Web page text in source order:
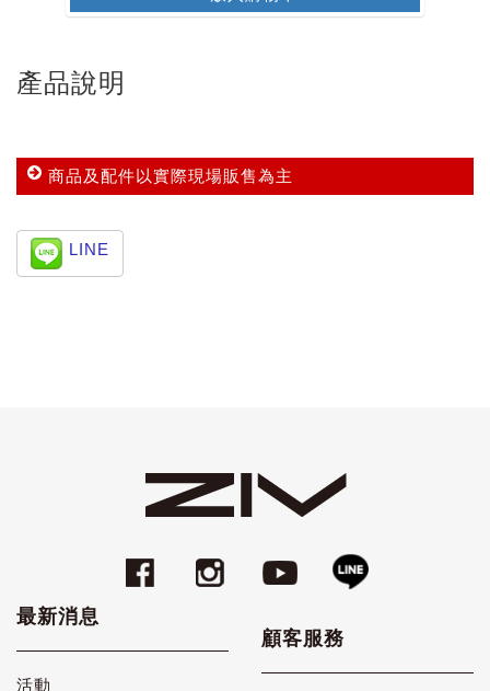
產品說明
商品及配件以實際現場販售為主
LINE
最新消息
活動
顧客服務